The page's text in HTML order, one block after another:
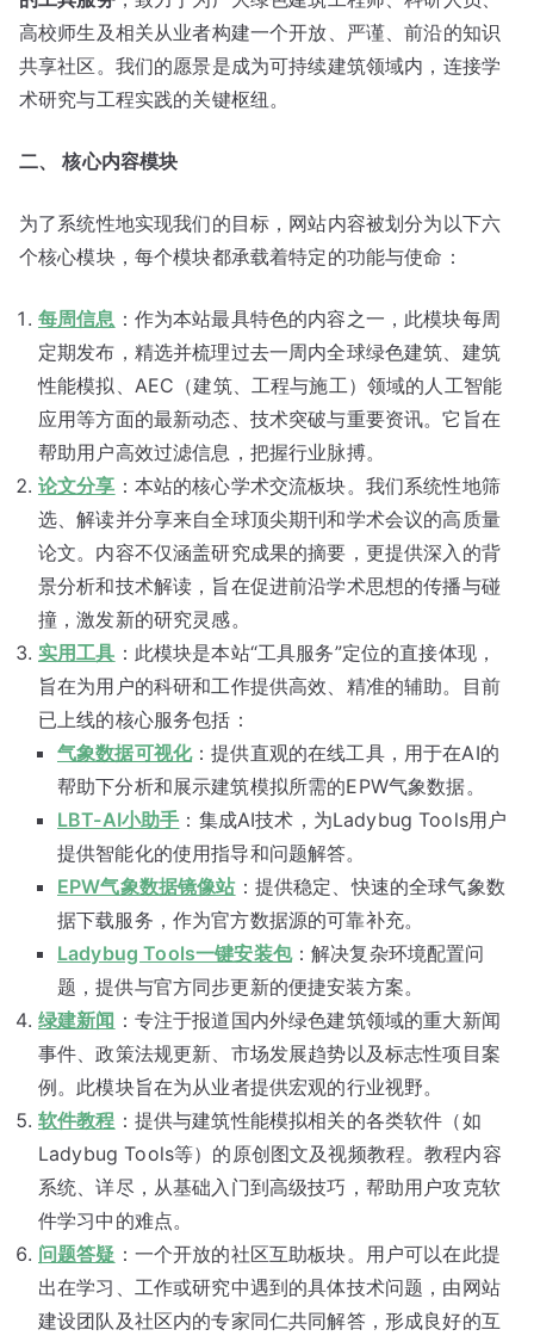
高校师生及相关从业者构建一个开放、严谨、前沿的知识
共享社区。我们的愿景是成为可持续建筑领域内，连接学
术研究与工程实践的关键枢纽。
二、 核心内容模块
为了系统性地实现我们的目标，网站内容被划分为以下六
个核心模块，每个模块都承载着特定的功能与使命：
每周信息 ：作为本站最具特色的内容之一，此模块每周
定期发布，精选并梳理过去一周内全球绿色建筑、建筑
性能模拟、AEC（建筑、工程与施工）领域的人工智能
应用等方面的最新动态、技术突破与重要资讯。它旨在
帮助用户高效过滤信息，把握行业脉搏。
论文分享 ：本站的核心学术交流板块。我们系统性地筛
选、解读并分享来自全球顶尖期刊和学术会议的高质量
论文。内容不仅涵盖研究成果的摘要，更提供深入的背
景分析和技术解读，旨在促进前沿学术思想的传播与碰
撞，激发新的研究灵感。
实用工具 ：此模块是本站“工具服务”定位的直接体现，
旨在为用户的科研和工作提供高效、精准的辅助。目前
已上线的核心服务包括：
气象数据可视化：提供直观的在线工具，用于在AI的
帮助下分析和展示建筑模拟所需的EPW气象数据。
LBT-AI小助手 ：集成AI技术，为Ladybug Tools用户
提供智能化的使用指导和问题解答。
EPW气象数据镜像站：提供稳定、快速的全球气象数
据下载服务，作为官方数据源的可靠补充。
Ladybug Tools一键安装包：解决复杂环境配置问
题，提供与官方同步更新的便捷安装方案。
绿建新闻 ：专注于报道国内外绿色建筑领域的重大新闻
事件、政策法规更新、市场发展趋势以及标志性项目案
例。此模块旨在为从业者提供宏观的行业视野。
软件教程 ：提供与建筑性能模拟相关的各类软件（如
Ladybug Tools等）的原创图文及视频教程。教程内容
系统、详尽，从基础入门到高级技巧，帮助用户攻克软
件学习中的难点。
问题答疑 ：一个开放的社区互助板块。用户可以在此提
出在学习、工作或研究中遇到的具体技术问题，由网站
建设团队及社区内的专家同仁共同解答，形成良好的互